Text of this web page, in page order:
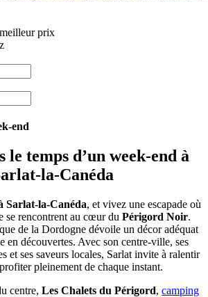
prix
end
le temps d’un week-end à
la-Canéda
Sarlat-la-Canéda, et vivez une escapade où
se rencontrent au cœur du Périgord Noir.
de la Dordogne dévoile un décor adéquat
en découvertes. Avec son centre-ville, ses
et ses saveurs locales, Sarlat invite à ralentir
pleinement de chaque instant.
centre, Les Chalets du Périgord, camping